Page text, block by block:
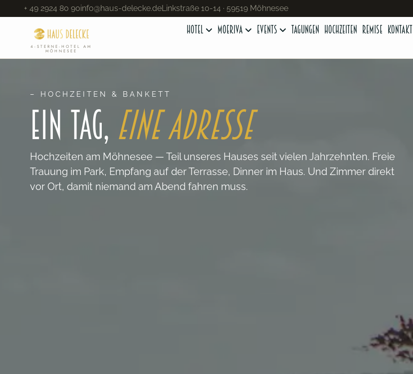
springen+ 49 2924 80 90info@haus-delecke.deLinkstraße 10-14 · 59519 Möhnesee
4-STERNE-HOTEL AM
MÖHNESEE
Hotel Moeriva Events Tagungen Hochzeiten Remise Kontakt
– HOCHZEITEN & BANKETT
EIN TAG, EINE ADRESSE
Hochzeiten am Möhnesee — Teil unseres Hauses seit vielen Jahrzehnten. Freie
Trauung im Park, Empfang auf der Terrasse, Dinner im Haus. Und Zimmer direkt
vor Ort, damit niemand am Abend fahren muss.